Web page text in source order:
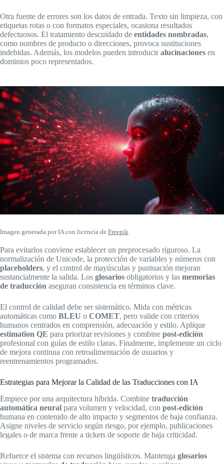
Otra fuente de errores son los datos de entrada. Texto sin limpieza, con
etiquetas rotas o con formatos especiales, ocasiona resultados
defectuosos. El tratamiento descuidado de entidades nombradas,
como nombres de producto o direcciones, provoca sustituciones
indebidas. Además, los modelos pueden introduciralucinaciones en
dominios poco representados.
Imagen generada por IA con licencia de Freepik
Para evitarlos conviene establecer un preprocesado riguroso. La
normalización de Unicode, la protección de variables y números con
placeholders, y el control de mayúsculas y puntuación mejoran
sustancialmente la salida. Los glosarios obligatorios y las memorias
de traducción aseguran consistencia en términos clave.
El control de calidad debe ser sistemático. Mida con métricas
automáticas como BLEU o COMET, pero valide con criterios
humanos centrados en comprensión, adecuación y estilo. Aplique
estimation QE para priorizar revisiones y combine post-edición
profesional con guías de estilo claras. Finalmente, implemente un ciclo
de mejora continua con retroalimentación de usuarios y
reentrenamientos programados.
Estrategias para Mejorar la Calidad de las Traducciones con IA
Empiece por una arquitectura híbrida. Combine traducción
automática neural para volumen y velocidad, con post-edición
humana en contenido de alto impacto y segmentos de baja confianza.
Asigne niveles de servicio según riesgo, por ejemplo, publicaciones
legales o de marca frente a tickets de soporte de baja criticidad.
Refuerce el sistema con recursos lingüísticos. Mantenga glosarios